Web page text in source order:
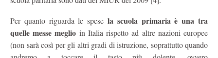
Per quanto riguarda le spese la scuola primaria è una tra
quelle messe meglio in Italia rispetto ad altre nazioni europee
(non sarà così per gli altri gradi di istruzione, soprattutto quando